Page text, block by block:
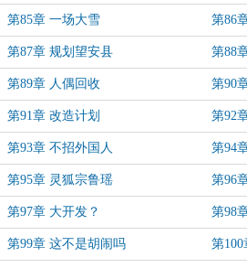
第85章 一场大雪 第86
第87章 规划望安县 第88
第89章 人偶回收 第90
第91章 改造计划 第92
第93章 不招外国人 第94
第95章 灵狐宗鲁瑶 第96
第97章 大开发？ 第98
第99章 这不是胡闹吗 第100